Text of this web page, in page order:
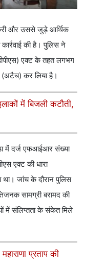
और उससे जुड़े आर्थिक
की है। पुलिस ने
एक्ट के तहत लगभग
(अटैच) कर लिया है।
में बिजली कटौती,
में दर्ज एफआईआर संख्या
एक्ट की धारा
जांच के दौरान पुलिस
सामग्री बरामद की
में संलिप्तता के संकेत मिले
प्रताप की